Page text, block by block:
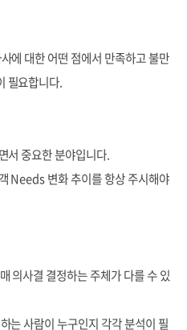
에 대한 어떤 점에서 만족하고 불만
필요합니다.
서 중요한 분야입니다.
Needs 변화 추이를 항상 주시해야
의사결 결정하는 주체가 다를 수 있
는 사람이 누구인지 각각 분석이 필